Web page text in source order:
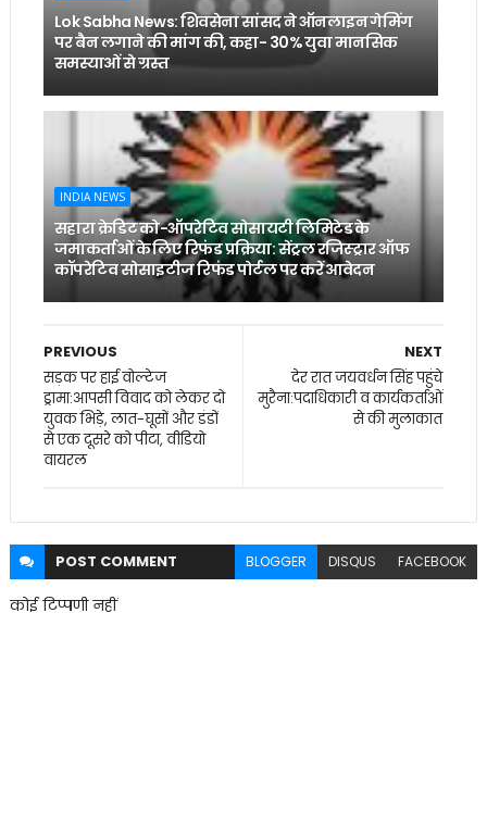
Lok Sabha News: शिवसेना सांसद ने ऑनलाइन गेमिंग
पर बैन लगाने की मांग की, कहा- 30% युवा मानसिक
समस्याओं से ग्रस्त
INDIA NEWS
सहारा क्रेडिट को-ऑपरेटिव सोसायटी लिमिटेड के
जमाकर्ताओं के लिए रिफंड प्रक्रिया: सेंट्रल रजिस्ट्रार ऑफ
कॉपरेटिव सोसाइटीज रिफंड पोर्टल पर करें आवेदन
NEXT
देर रात जयवर्धन सिंह पहुंचे
मुरैना:पदाधिकारी व कार्यकर्ताओं
से की मुलाकात
PREVIOUS
सड़क पर हाई वोल्टेज
ड्रामा:आपसी विवाद को लेकर दो
युवक भिड़े, लात-घूसों और डंडों
से एक दूसरे को पीटा, वीडियो
वायरल
POST COMMENT BLOGGER DISQUS FACEBOOK
कोई टिप्पणी नहीं